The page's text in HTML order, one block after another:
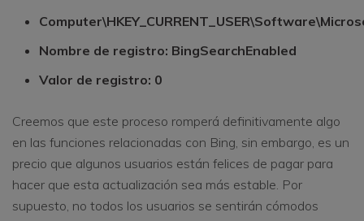
Nombre de registro: BingSearchEnabled
Valor de registro: 0
Creemos que este proceso romperá definitivamente algo
en las funciones relacionadas con Bing, sin embargo, es un
precio que algunos usuarios están felices de pagar para
hacer que esta actualización sea más estable. Por
supuesto, no todos los usuarios se sentirán cómodos